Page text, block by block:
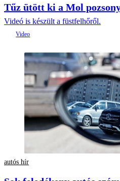
Tűz ütött ki a Mol
Videó is készült a füstfelhőről.
autós hír